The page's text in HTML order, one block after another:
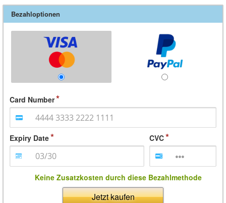
Bezahloptionen
Card Number
Expiry Date CVC
Keine Zusatzkosten durch diese Bezahlmethode
Jetzt kaufen